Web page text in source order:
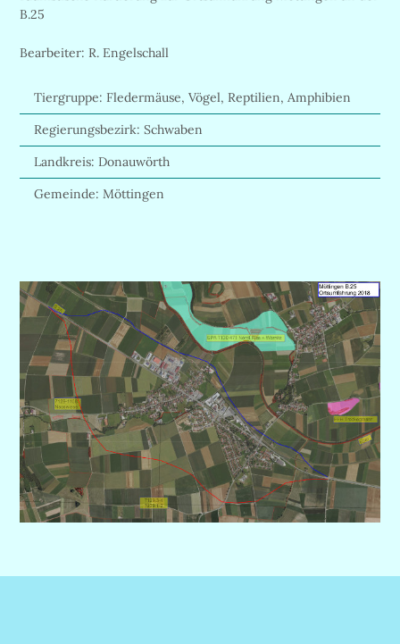
B.25
Bearbeiter: R. Engelschall
Tiergruppe: Fledermäuse, Vögel, Reptilien, Amphibien
Regierungsbezirk: Schwaben
Landkreis: Donauwörth
Gemeinde: Möttingen